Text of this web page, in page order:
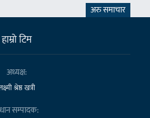
अरु समाचार
हाम्राे टिम
अध्यक्ष:
श्रेष्ठ खत्री
सम्पादक: